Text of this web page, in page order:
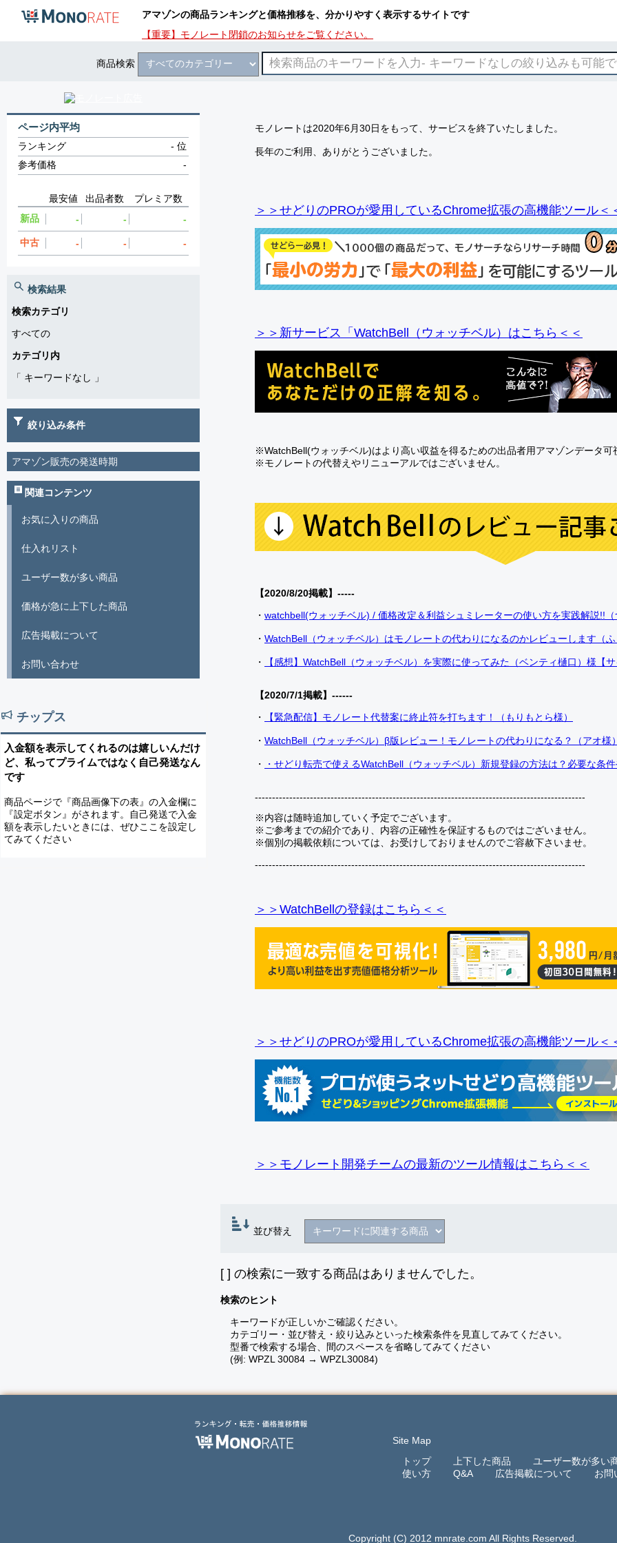
アマゾンの商品ランキングと価格推移を、分かりやすく表示するサイトです
【重要】モノレート閉鎖のお知らせをご覧ください。
商品検索
モノレートは2020年6月30日をもって、サービスを終了いたしました。
長年のご利用、ありがとうございました。
＞＞せどりのPROが愛用しているChrome拡張の高機能ツール＜
＞＞新サービス「WatchBell（ウォッチベル）はこちら＜＜
※WatchBell(ウォッチベル)はより高い収益を得るための出品者用アマゾンデータ可
※モノレートの代替えやリニューアルではございません。
【2020/8/20掲載】-----
・ watchbell(ウォッチベル) / 価格改定＆利益シュミレーターの使い方を実践解説!!
・ WatchBell（ウォッチベル）はモノレートの代わりになるのかレビューします（
・ 【感想】WatchBell（ウォッチベル）を実際に使ってみた（ベンティ樋口）様【
【2020/7/1掲載】------
・
【緊急配信】モノレート代替案に終止符を打ちます！（もりもとら様）
・ WatchBell（ウォッチベル）β版レビュー！モノレートの代わりになる？（アオ様
・ ・せどり転売で使えるWatchBell（ウォッチベル）新規登録の方法は？必要な条
------------------------------------------------------------------------------------------------
※内容は随時追加していく予定でございます。
※ご参考までの紹介であり、内容の正確性を保証するものではございません。
※個別の掲載依頼については、お受けしておりませんのでご容赦下さいませ。
------------------------------------------------------------------------------------------------
＞＞WatchBellの登録はこちら＜＜
＞＞せどりのPROが愛用しているChrome拡張の高機能ツール＜
＞＞モノレート開発チームの最新のツール情報はこちら＜＜
並び替え
[ ] の検索に一致する商品はありませんでした。
検索のヒント
キーワードが正しいかご確認ください。
カテゴリー・並び替え・絞り込みといった検索条件を見直してみてください。
型番で検索する場合、間のスペースを省略してみてください
(例: WPZL 30084 → WPZL30084)
ページ内平均
ランキング -位
参考価格
-
最安値 出品者数
プレミア数
新品
- - -
中古 - - -
検索結果
検索カテゴリ
すべての
カテゴリ内
「 キーワードなし 」
絞り込み条件
アマゾン販売の発送時期
関連コンテンツ
お気に入りの商品
仕入れリスト
ユーザー数が多い商品
価格が急に上下した商品
広告掲載について
お問い合わせ
チップス
入金額を表示してくれるのは嬉しいんだけ
ど、私ってプライムではなく自己発送なん
です
商品ページで『商品画像下の表』の入金欄に
『設定ボタン』がされます。自己発送で入金
額を表示したいときには、ぜひここを設定し
てみてください
Site Map
トップ
上下した商品
ユーザー数が多い
使い方
Q&A 広告掲載について お問
Copyright (C) 2012 mnrate.com All Rights Reserved.